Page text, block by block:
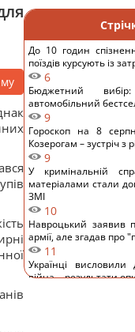
До 10 годин
поїздів курсують із
6
Бюджетний
автомобільний
9
Гороскоп на 8
Козерогам – зустріч з
9
У кримінальній
матеріалами стали
ЗМІ
10
Навроцький заявив
армії, але згадав про
11
Українці висловили
війна, - результати